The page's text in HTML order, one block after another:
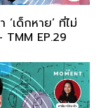
เด็กหาย’ ที่ไม่
TMM EP.29